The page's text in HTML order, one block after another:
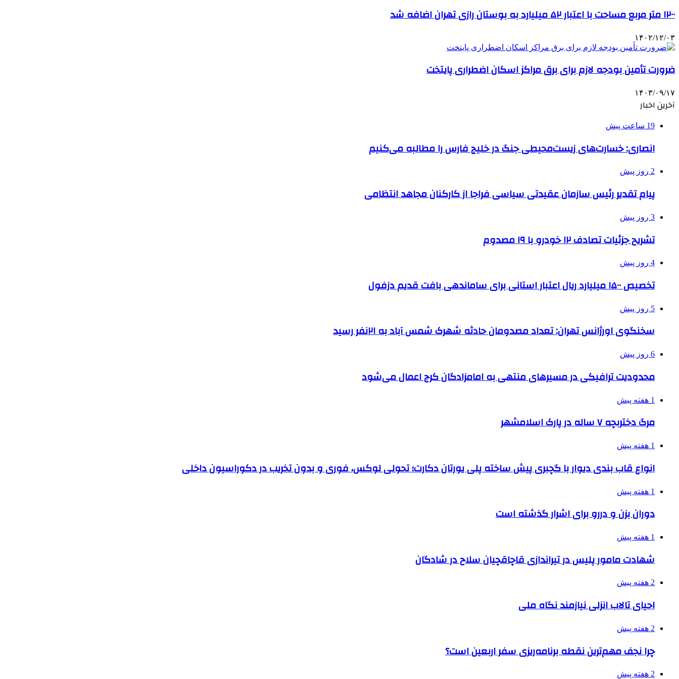
۱۲۰۰ متر مربع مساحت با اعتبار ۵۲ میلیارد به بوستان رازی تهران اضافه شد
۱۴۰۲/۱۲/۰۳
ضرورت تأمین بودجه لازم برای برق مراکز اسکان اضطراری پایتخت
۱۴۰۳/۰۹/۱۷
آخرین اخبار
19 ساعت پیش
انصاری: خسارت‌های زیست‌محیطی جنگ در خلیج فارس را مطالبه‌ می‌کنیم
2 روز پیش
پیام تقدیر رئیس سازمان عقیدتی سیاسی فراجا از کارکنان مجاهد انتظامی
3 روز پیش
تشریح جزئیات تصادف ۱۲ خودرو با ۱۹ مصدوم
4 روز پیش
تخصیص ۱۵۰۰ میلیارد ریال اعتبار استانی برای ساماندهی بافت قدیم دزفول
5 روز پیش
سخنگوی اورژانس تهران: تعداد مصدومان حادثه شهرک شمس آباد به ۲۱نفر رسید
6 روز پیش
محدودیت ترافیکی در مسیرهای منتهی به امامزادگان کرج اعمال می‌شود
1 هفته پیش
مرگ دختربچه ۷ ساله در پارک اسلامشهر
1 هفته پیش
انواع قاب بندی دیوار با گچبری پیش ساخته پلی یورتان دکارت؛ تحولی لوکس، فوری و بدون تخریب در دکوراسیون داخلی
1 هفته پیش
دوران بزن و دررو برای اشرار گذشته است
1 هفته پیش
شهادت مامور پلیس در تیراندازی قاچاقچیان سلاح در شادگان
2 هفته پیش
احیای تالاب انزلی نیازمند نگاه ملی
2 هفته پیش
چرا نجف مهم‌ترین نقطه برنامه‌ریزی سفر اربعین است؟
2 هفته پیش